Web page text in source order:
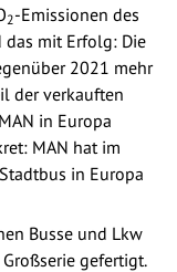
2-Emissionen des
das mit Erfolg: Die
2021 mehr
der verkauften
in Europa
MAN hat im
in Europa
Busse und Lkw
gefertigt.